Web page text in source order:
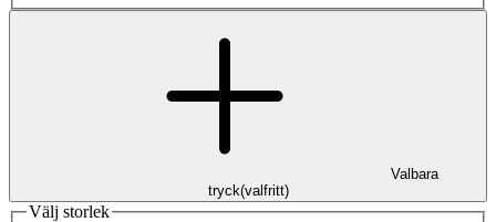
Valbara
tryck(valfritt)
Välj storlek